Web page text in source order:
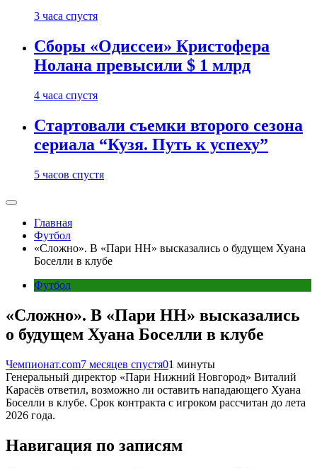
3 часа спустя
Сборы «Одиссеи» Кристофера
Нолана превысили $ 1 млрд
4 часа спустя
Стартовали съемки второго сезона
сериала “Кузя. Путь к успеху”
5 часов спустя
Главная
Футбол
«Сложно». В «Пари НН» высказались о будущем Хуана
Боселли в клубе
Футбол
«Сложно». В «Пари НН» высказались
о будущем Хуана Боселли в клубе
Чемпионат.com7 месяцев спустя01 минуты
Генеральный директор «Пари Нижний Новгород» Виталий
Карасёв ответил, возможно ли оставить нападающего Хуана
Боселли в клубе. Срок контракта с игроком рассчитан до лета
2026 года.
Навигация по записям